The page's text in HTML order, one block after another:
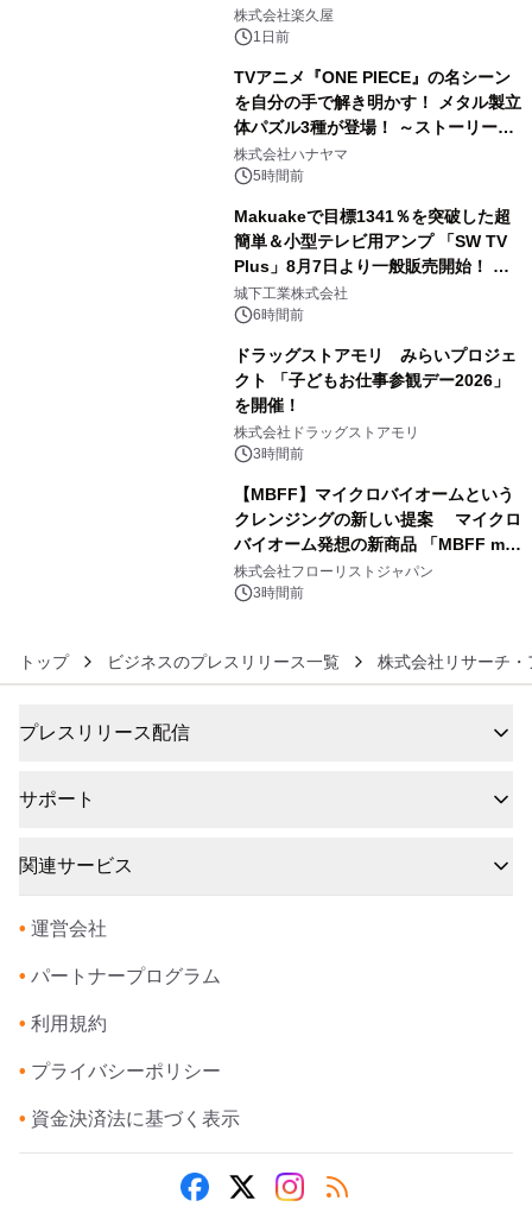
メニューを提供
株式会社楽久屋
1日前
TVアニメ『ONE PIECE』の名シーン
を自分の手で解き明かす！ メタル製立
体パズル3種が登場！ ～ストーリーと
ギミックが融合した 大人の体験型パズ
ルが8月7日(金)12時より先行予約受付
株式会社ハナヤマ
5時間前
Makuakeで目標1341％を突破した超
簡単＆小型テレビ用アンプ 「SW TV
Plus」8月7日より一般販売開始！ ケ
ーブル1本つなぐだけ、テレビの音が
ぐっと豊かに
城下工業株式会社
6時間前
ドラッグストアモリ みらいプロジェ
クト 「子どもお仕事参観デー2026」
を開催！
株式会社ドラッグストアモリ
3時間前
【MBFF】マイクロバイオームという
クレンジングの新しい提案 マイクロ
バイオーム発想の新商品 「MBFF mb
クレンジングPRO」を2026年8月6日
発売
株式会社フローリストジャパン
3時間前
トップ ビジネスのプレスリリース一覧 株式会社リサーチ
プレスリリース配信
サポート
関連サービス
• 運営会社
• パートナープログラム
• 利用規約
• プライバシーポリシー
• 資金決済法に基づく表示